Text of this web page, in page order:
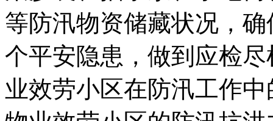
等防汛物资储藏状况
个平安隐患，做到应检尽检
业效劳小区在防汛工作中